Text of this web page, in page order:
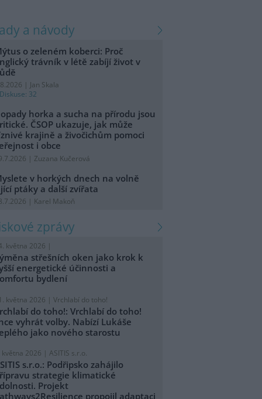
a návody
o zeleném koberci: Proč
trávník v létě zabíjí život v
| Jan Skala
Diskuse: 32
horka a sucha na přírodu jsou
ČSOP ukazuje, jak může
krajině a živočichům pomoci
i obce
| Zuzana Kučerová
v horkých dnech na volně
ptáky a další zvířata
| Karel Makoň
zprávy
května 2026 |
střešních oken jako krok k
energetické účinnosti a
bydlení
května 2026 | Vrchlabí do toho!
do toho!: Vrchlabí do toho!
vyhrát volby. Nabízí Lukáše
jako nového starostu
května 2026 | ASITIS s.r.o.
s.r.o.: Podřipsko zahájilo
strategie klimatické
Projekt
propojil adaptaci